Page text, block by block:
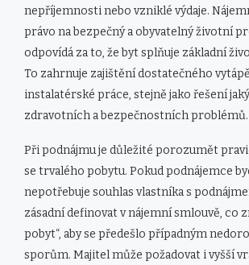
nepříjemnosti nebo vzniklé výdaje.
právo na bezpečný a obyvatelný životní
odpovídá za to, že byt splňuje základní
To zahrnuje zajištění dostatečného
instalatérské práce, stejně jako řešení
zdravotních a bezpečnostních problémů.
Při podnájmu je důležité porozumět
se trvalého pobytu. Pokud podnájemce
nepotřebuje souhlas vlastníka s
zásadní definovat v nájemní smlouvě, co
pobyt“, aby se předešlo případným
sporům. Majitel může požadovat i vyšší